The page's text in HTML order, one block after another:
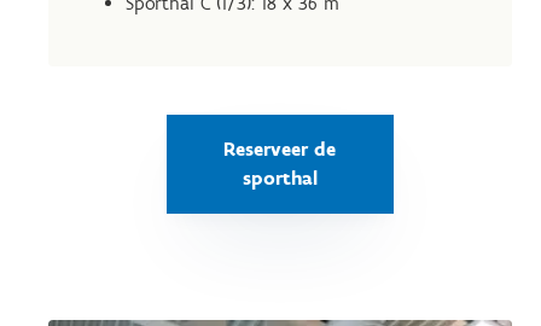
Reserveer de
sporthal